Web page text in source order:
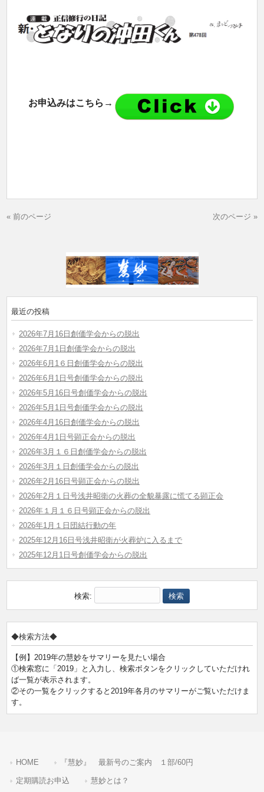
お申込みはこちら→
« 前のページ 次のページ »
最近の投稿
2026年7月16日創価学会からの脱出
2026年7月1日創価学会からの脱出
2026年6月1６日創価学会からの脱出
2026年6月1日号創価学会からの脱出
2026年5月16日号創価学会からの脱出
2026年5月1日号創価学会からの脱出
2026年4月16日創価学会からの脱出
2026年4月1日号顕正会からの脱出
2026年3月１６日創価学会からの脱出
2026年3月１日創価学会からの脱出
2026年2月16日号顕正会からの脱出
2026年2月１日号浅井昭衛の火葬の全貌暴露に慌てる顕正会
2026年１月１６日号顕正会からの脱出
2026年1月１日団結行動の年
2025年12月16日号浅井昭衛が火葬炉に入るまで
2025年12月1日号創価学会からの脱出
検索:
◆検索方法◆
【例】2019年の慧妙をサマリーを見たい場合
①検索窓に「2019」と入力し、検索ボタンをクリックしていただけれ
ば一覧が表示されます。
②その一覧をクリックすると2019年各月のサマリーがご覧いただけま
す。
HOME 『慧妙』 最新号のご案内 １部/60円
定期購読お申込 慧妙とは？